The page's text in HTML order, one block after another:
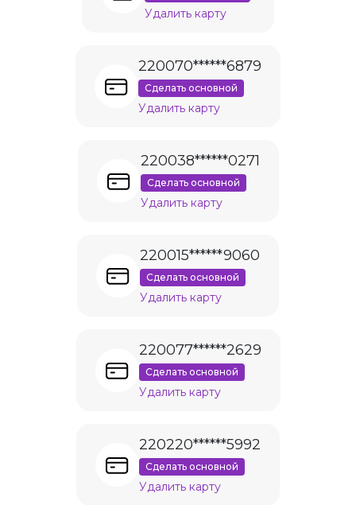
Удалить карту
220070******6879
Сделать основной
Удалить карту
220038******0271
Сделать основной
Удалить карту
220015******9060
Сделать основной
Удалить карту
220077******2629
Сделать основной
Удалить карту
220220******5992
Сделать основной
Удалить карту